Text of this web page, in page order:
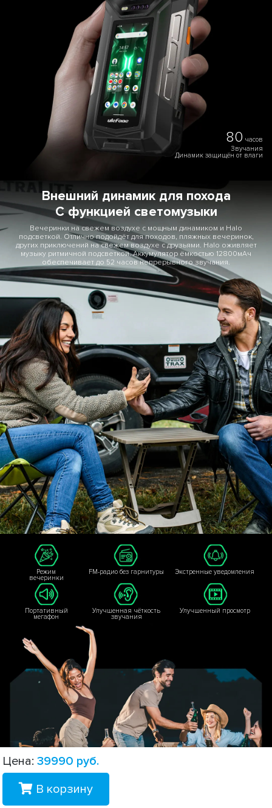
Цена: 39990 руб.
В корзину
80 часов
Звучания
Динамик защищён от влаги
Внешний динамик для похода
С функцией светомузыки
Вечеринки на свежем воздухе с мощным динамиком и Halo
подсветкой. Отлично подойдёт для походов, пляжных вечеринок,
других приключений на свежем воздухе с друзьями. Halo оживляет
музыку ритмичной подсветкой. Аккумулятор ёмкостью 12800мАч
обеспечивает до 52 часов непрерывного звучания.
Режим
вечеринки
FM-радио без гарнитуры
Улучшенный просмотр
Портативный
мегафон
Улучшенная чёткость
звучания
Экстренные уведомления